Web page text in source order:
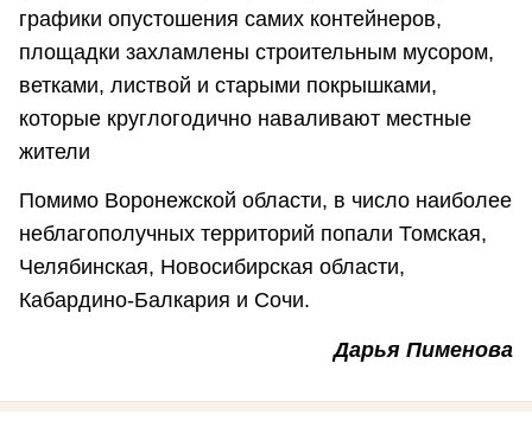
графики опустошения самих контейнеров,
площадки захламлены строительным мусором,
ветками, листвой и старыми покрышками,
которые круглогодично наваливают местные
жители
Помимо Воронежской области, в число наиболее
неблагополучных территорий попали Томская,
Челябинская, Новосибирская области,
Кабардино-Балкария и Сочи.
Дарья Пименова